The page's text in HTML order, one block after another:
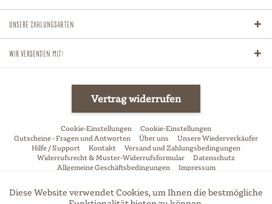
Unsere Zahlungsarten
Wir versenden mit:
Vertrag widerrufen
Cookie-Einstellungen
Cookie-Einstellungen
Gutscheine - Fragen und Antworten
Über uns
Unsere Wiederverkäufer
Hilfe / Support
Kontakt
Versand und Zahlungsbedingungen
Widerrufsrecht & Muster-Widerrufsformular
Datenschutz
Allgemeine Geschäftsbedingungen
Impressum
* Alle Preise inkl. gesetzl. Mehrwertsteuer zzgl.Versandkostenund ggf.
Nachnahmegebühren, wenn nicht anders beschrieben
Funktionale Aktiv
Diese Website verwendet Cookies, um Ihnen die bestmögliche